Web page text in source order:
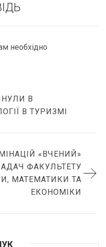
необхідно
В
В ТУРИЗМІ
«ВЧЕНИЙ»
ФАКУЛЬТЕТУ
МАТЕМАТИКИ ТА
ЕКОНОМІКИ